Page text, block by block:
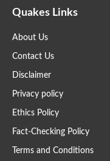
Quakes Links
About Us
Contact Us
Disclaimer
Privacy policy
Ethics Policy
Fact-Checking Policy
Terms and Conditions